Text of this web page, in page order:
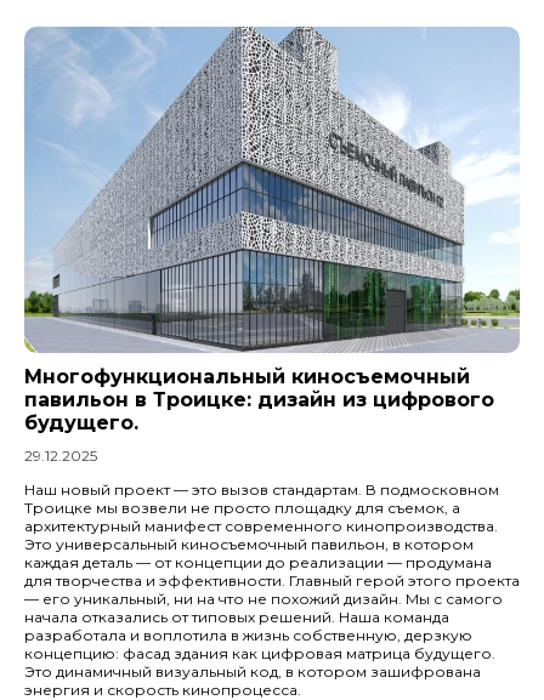
Многофункциональный киносъемочный
павильон в Троицке: дизайн из цифрового
будущего.
29.12.2025
Наш новый проект — это вызов стандартам. В подмосковном
Троицке мы возвели не просто площадку для съемок, а
архитектурный манифест современного кинопроизводства.
Это универсальный киносъемочный павильон, в котором
каждая деталь — от концепции до реализации — продумана
для творчества и эффективности. Главный герой этого проекта
— его уникальный, ни на что не похожий дизайн. Мы с самого
начала отказались от типовых решений. Наша команда
разработала и воплотила в жизнь собственную, дерзкую
концепцию: фасад здания как цифровая матрица будущего.
Это динамичный визуальный код, в котором зашифрована
энергия и скорость кинопроцесса.